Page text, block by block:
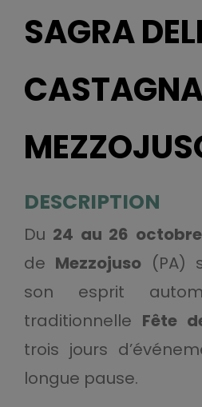
SAGRA
DESCRIPTION
Du 24 au 26
de Mezzojuso (PA)
son esprit
traditionnelle Fête
trois jours
longue pause.